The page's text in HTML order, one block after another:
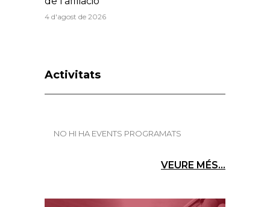
4 d'agost de 2026
Activitats
NO HI HA EVENTS PROGRAMATS
VEURE MÉS...